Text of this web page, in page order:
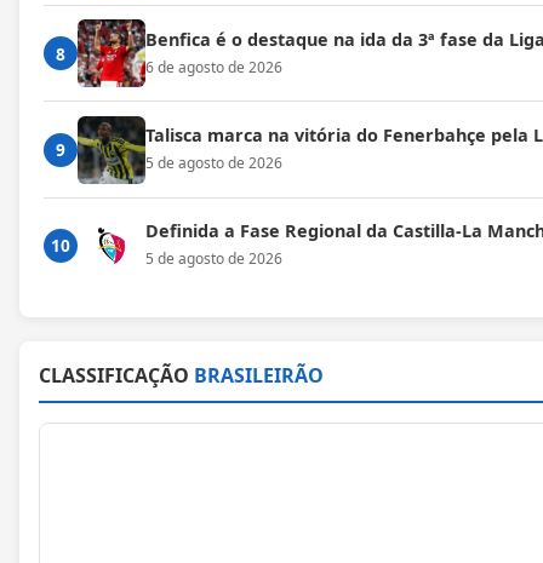
8
Benfica é o destaque na ida da 3ª fase da
6 de agosto de 2026
9
Talisca marca na vitória do Fenerbahçe pela
5 de agosto de 2026
10
Definida a Fase Regional da Castilla-La
5 de agosto de 2026
CLASSIFICAÇÃO BRASILEIRÃO